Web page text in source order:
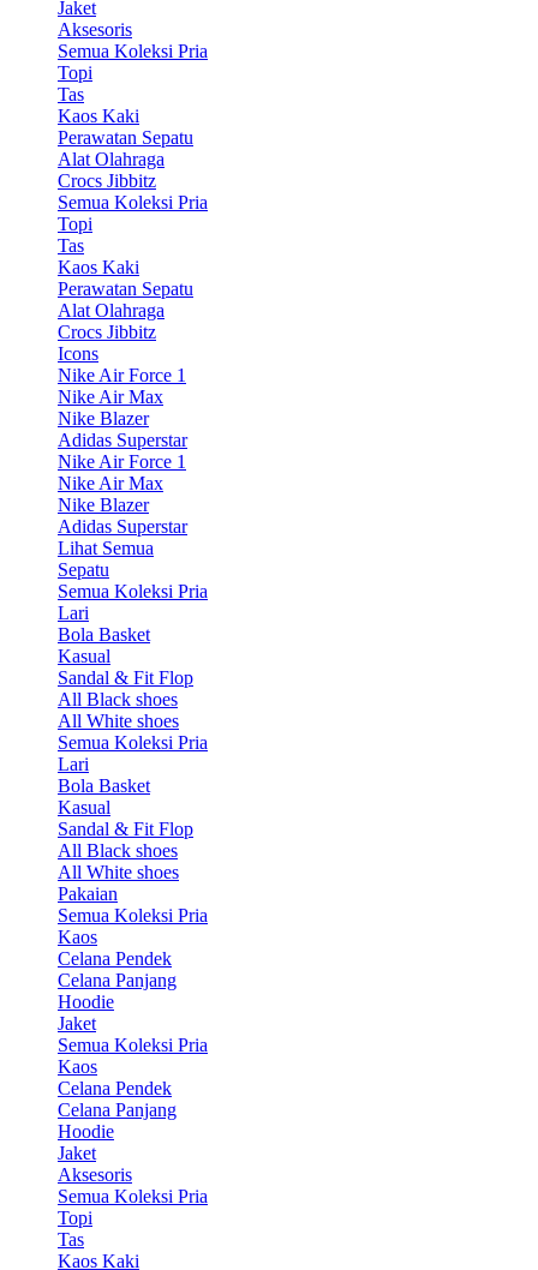
Jaket
Aksesoris
Semua Koleksi Pria
Topi
Tas
Kaos Kaki
Perawatan Sepatu
Alat Olahraga
Crocs Jibbitz
Semua Koleksi Pria
Topi
Tas
Kaos Kaki
Perawatan Sepatu
Alat Olahraga
Crocs Jibbitz
Icons
Nike Air Force 1
Nike Air Max
Nike Blazer
Adidas Superstar
Nike Air Force 1
Nike Air Max
Nike Blazer
Adidas Superstar
Lihat Semua
Sepatu
Semua Koleksi Pria
Lari
Bola Basket
Kasual
Sandal & Fit Flop
All Black shoes
All White shoes
Semua Koleksi Pria
Lari
Bola Basket
Kasual
Sandal & Fit Flop
All Black shoes
All White shoes
Pakaian
Semua Koleksi Pria
Kaos
Celana Pendek
Celana Panjang
Hoodie
Jaket
Semua Koleksi Pria
Kaos
Celana Pendek
Celana Panjang
Hoodie
Jaket
Aksesoris
Semua Koleksi Pria
Topi
Tas
Kaos Kaki